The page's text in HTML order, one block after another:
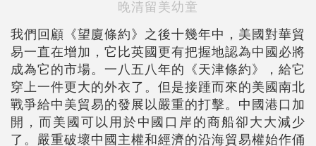
晚清留美幼童
我們回顧《望廈條約》之後十幾年中，美國對華貿
易一直在增加，它比英國更有把握地認為中國必將
成為它的市場。一八五八年的《天津條約》，給它
穿上一件更大的外衣了。但是接踵而來的美國南北
戰爭給中美貿易的發展以嚴重的打擊。中國港口加
開，而美國可以用於中國口岸的商船卻大大減少
了。嚴重破壞中國主權和經濟的沿海貿易權始作俑